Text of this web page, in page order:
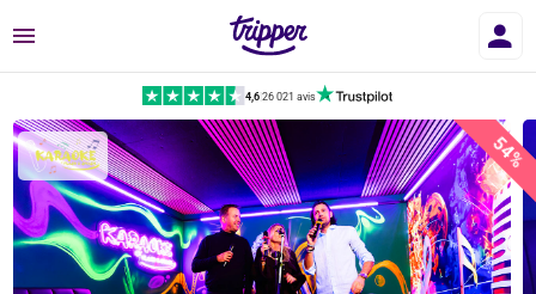
Menu
4,6|26 021 avis
54%